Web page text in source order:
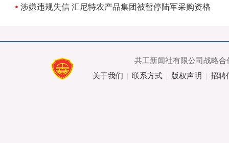
涉嫌违规失信 汇尼特农产品集团被暂停陆军采购资格
共工新闻社有限公司战略
关于我们 | 联系方式 | 版权声明 | 招聘